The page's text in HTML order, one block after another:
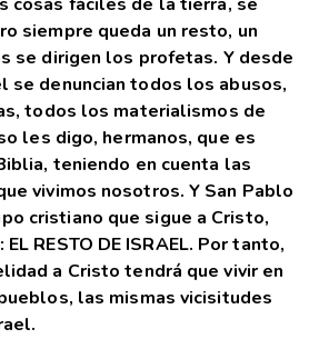
siempre queda un resto, un
se dirigen los profetas. Y desde
se denuncian todos los abusos,
todos los materialismos de
les digo, hermanos, que es
teniendo en cuenta las
vivimos nosotros. Y San Pablo
cristiano que sigue a Cristo,
RESTO DE ISRAEL. Por tanto,
a Cristo tendrá que vivir en
las mismas vicisitudes